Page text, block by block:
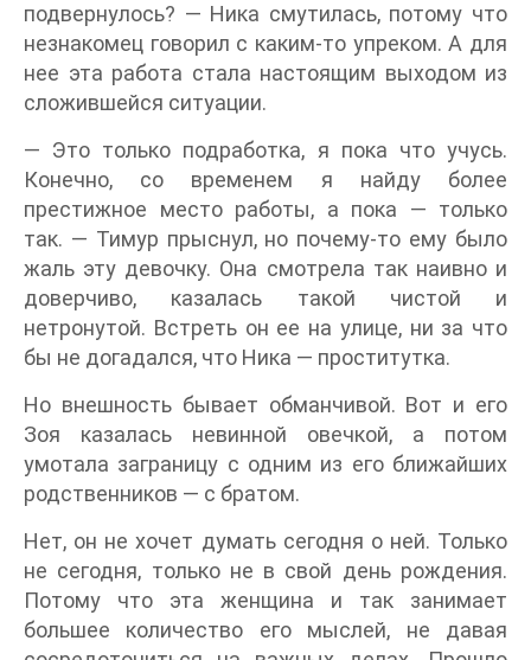
подвернулось? — Ника смутилась, потому что
незнакомец говорил с каким-то упреком. А для
нее эта работа стала настоящим выходом из
сложившейся ситуации.
— Это только подработка, я пока что учусь.
Конечно, со временем я найду более
престижное место работы, а пока — только
так. — Тимур прыснул, но почему-то ему было
жаль эту девочку. Она смотрела так наивно и
доверчиво, казалась такой чистой и
нетронутой. Встреть он ее на улице, ни за что
бы не догадался, что Ника — проститутка.
Но внешность бывает обманчивой. Вот и его
Зоя казалась невинной овечкой, а потом
умотала заграницу с одним из его ближайших
родственников — с братом.
Нет, он не хочет думать сегодня о ней. Только
не сегодня, только не в свой день рождения.
Потому что эта женщина и так занимает
большее количество его мыслей, не давая